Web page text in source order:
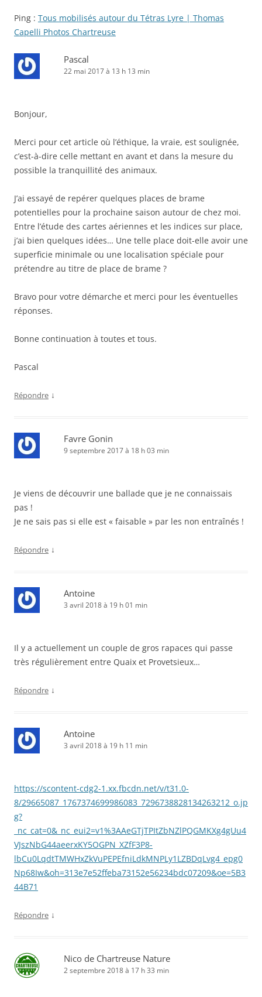
Ping : Tous mobilisés autour du Tétras Lyre | Thomas
Capelli Photos Chartreuse
Pascal
22 mai 2017 à 13 h 13 min
Bonjour,
Merci pour cet article où l’éthique, la vraie, est soulignée,
c’est-à-dire celle mettant en avant et dans la mesure du
possible la tranquillité des animaux.
J’ai essayé de repérer quelques places de brame
potentielles pour la prochaine saison autour de chez moi.
Entre l’étude des cartes aériennes et les indices sur place,
j’ai bien quelques idées… Une telle place doit-elle avoir une
superficie minimale ou une localisation spéciale pour
prétendre au titre de place de brame ?
Bravo pour votre démarche et merci pour les éventuelles
réponses.
Bonne continuation à toutes et tous.
Pascal
Répondre ↓
Favre Gonin
9 septembre 2017 à 18 h 03 min
Je viens de découvrir une ballade que je ne connaissais
pas !
Je ne sais pas si elle est « faisable » par les non entraînés !
Répondre ↓
Antoine
3 avril 2018 à 19 h 01 min
Il y a actuellement un couple de gros rapaces qui passe
très régulièrement entre Quaix et Provetsieux…
Répondre ↓
Antoine
3 avril 2018 à 19 h 11 min
https://scontent-cdg2-1.xx.fbcdn.net/v/t31.0-
8/29665087_1767374699986083_7296738828134263212_o.jp
g?
_nc_cat=0&_nc_eui2=v1%3AAeGTjTPItZbNZlPQGMKXg4gUu4
VJszNbG44aeerxKY5OGPN_XZfF3P8-
lbCu0LqdtTMWHxZkVuPEPEfniLdkMNPLy1LZBDqLvg4_epg0
Np68Iw&oh=313e7e52ffeba73152e56234bdc07209&oe=5B3
44B71
Répondre ↓
Nico de Chartreuse Nature
2 septembre 2018 à 17 h 33 min